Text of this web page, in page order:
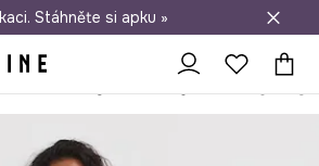
při nákupu nad 1 200 Kč
Stáhněte si apku »